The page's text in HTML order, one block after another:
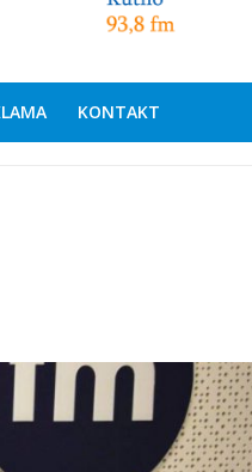
KONTAKT